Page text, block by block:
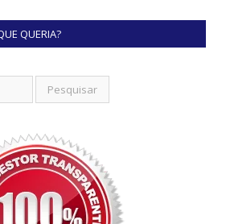
QUERIA?